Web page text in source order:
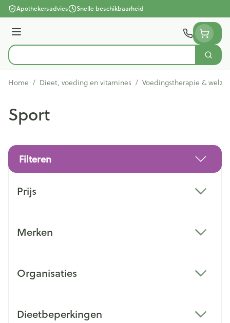
Ga naar de inhoud
Apothekersadvies Snelle beschikbaarheid
Menu
Product, merk, categorie... Zoek
Home / Dieet, voeding en vitamines / Voedingstherapie &
Sport
Filteren
Prijs
Merken
Organisaties
Dieetbeperkingen